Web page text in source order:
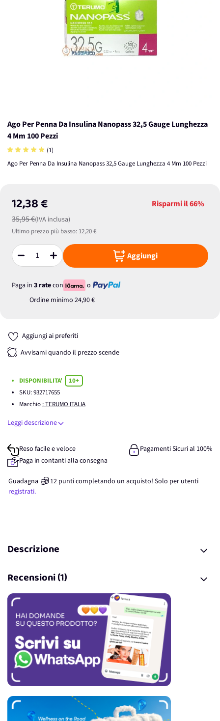
Ago Per Penna Da Insulina Nanopass 32,5 Gauge Lunghezza
4 Mm 100 Pezzi
(1)
Ago Per Penna Da Insulina Nanopass 32,5 Gauge Lunghezza 4 Mm 100 Pezzi
12,38 €
35,95 €(IVA inclusa)
Risparmi il66%
Ultimo prezzo più basso: 12,20 €
Quantità Aggiungi
Paga in 3 ratecon
o
Ordine minimo 24,90 €
Aggiungi ai preferiti
Avvisami quando il prezzo scende
DISPONIBILITA'
10+
SKU:932717655
Marchio : TERUMO ITALIA
Leggi descrizione
Reso facile e veloce
Pagamenti Sicuri al 100%
Paga in contanti alla consegna
Guadagna 12 punticompletando un acquisto! Solo per utenti
registrati.
Descrizione
Recensioni (1)